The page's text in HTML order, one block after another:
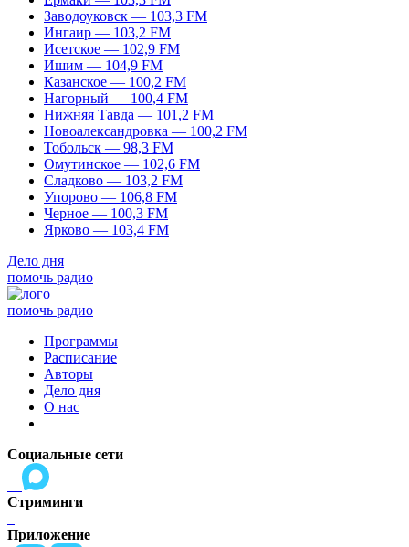
Заводоуковск — 103,3 FM
Ингаир — 103,2 FM
Исетское — 102,9 FM
Ишим — 104,9 FM
Казанское — 100,2 FM
Нагорный — 100,4 FM
Нижняя Тавда — 101,2 FM
Новоалександровка — 100,2 FM
Тобольск — 98,3 FM
Омутинское — 102,6 FM
Сладково — 103,2 FM
Упорово — 106,8 FM
Черное — 100,3 FM
Ярково — 103,4 FM
Дело дня
помочь радио
помочь радио
Программы
Расписание
Авторы
Дело дня
О нас
Социальные сети
Стриминги
Приложение